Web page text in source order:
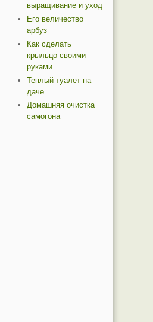
выращивание и уход
Его величество
арбуз
Как сделать
крыльцо своими
руками
Теплый туалет на
даче
Домашняя очистка
самогона